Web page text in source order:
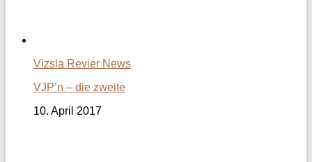
Vizsla Revier News
VJP’n – die zweite
10. April 2017